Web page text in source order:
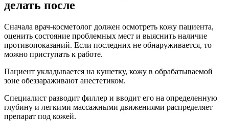
делать после
Сначала врач-косметолог должен осмотреть кожу пациента,
оценить состояние проблемных мест и выяснить наличие
противопоказаний. Если последних не обнаруживается, то
можно приступать к работе.
Пациент укладывается на кушетку, кожу в обрабатываемой
зоне обеззараживают анестетиком.
Специалист разводит филлер и вводит его на определенную
глубину и легкими массажными движениями распределяет
препарат под кожей.